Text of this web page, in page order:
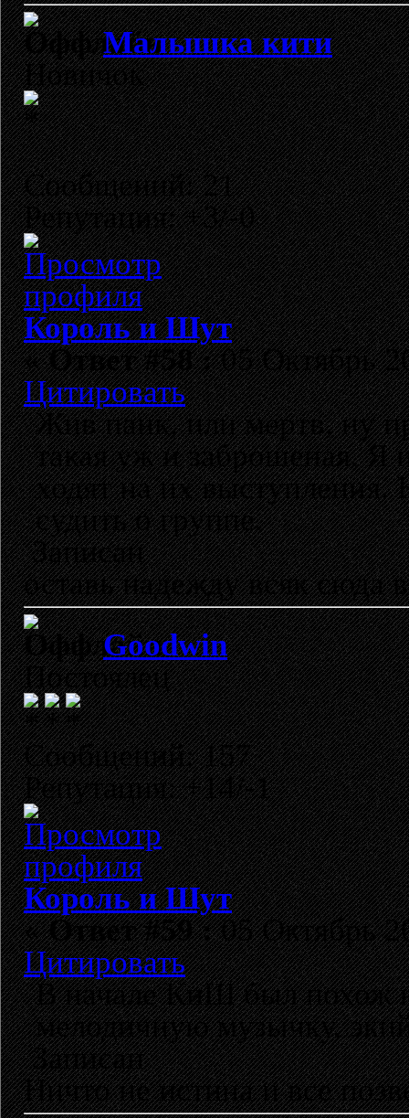
Малышка кити
Новичок
Сообщений: 21
Репутация: +3/-0
Король и Шут
«Ответ #58 :05 Октябрь
Цитировать
Жив панк, или мертв, ну
такая уж и заброшеная. Я
ходят на их
судить о группе.
Записан
оставь надежду всяк сюда
Goodwin
Постоялец
Сообщений: 157
Репутация: +14/-1
Король и Шут
«Ответ #59 :05 Октябрь
Цитировать
В начале КиШ был похож
мелодичную музычку,
Записан
Ничто не истина и все